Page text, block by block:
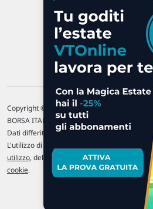
Commenti e
Contattaci
Copyright © 1996-2026 Traderlink Italia s.r.l.
BORSA ITALIANA Quotazioni di borsa
Dati differiti di 15 min. (fonte Intrinio) /
L'utilizzo di questo sito implica
utilizzo, del Disclaimer MAR, delle Politiche
cookie.